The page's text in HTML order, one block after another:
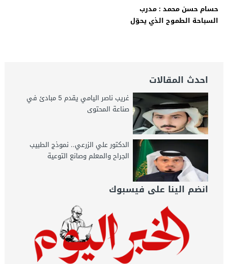
حسام حسن محمد : مدرب
السباحة الطموح الذي يحوّل
احدث المقالات
غريب ناصر اليامي يقدم 5 مبادئ في
صناعة المحتوى
الدكتور علي الزرعي.. نموذج الطبيب
الجراح والمعلم وصانع التوعية
انضم الينا على فيسبوك